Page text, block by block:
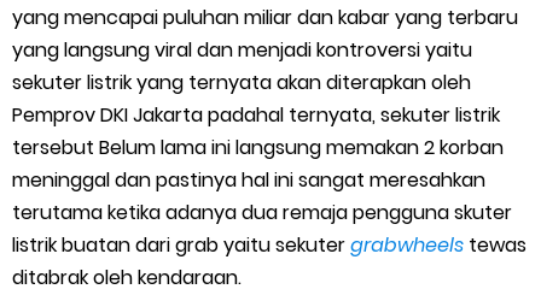
Cara Mudah Melihat Nomor Shopeepay Sendiri dan Orang Lain
7 Cara Mudah Top Up Grab untuk Driver
5 Versi Map Paling Gacor Untuk Ojek Online
Penyebab dan Cara Memulihkan Akun Gojek Dibekukan
Cara Menghitung Penghasilan Grab Sesuai dengan Orderan
yang mencapai puluhan miliar dan kabar yang terbaru
yang langsung viral dan menjadi kontroversi yaitu
sekuter listrik yang ternyata akan diterapkan oleh
Pemprov DKI Jakarta padahal ternyata, sekuter listrik
tersebut Belum lama ini langsung memakan 2 korban
meninggal dan pastinya hal ini sangat meresahkan
terutama ketika adanya dua remaja pengguna skuter
listrik buatan dari grab yaitu sekutergrabwheels tewas
ditabrak oleh kendaraan.